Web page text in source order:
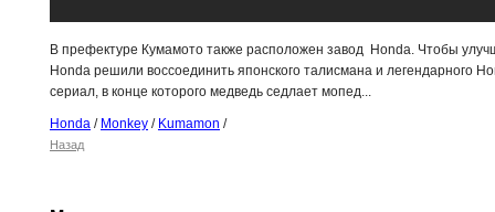
В префектуре Кумамото также расположен завод Honda. Чтобы
Honda решили воссоединить японского талисмана и легендарного
сериал, в конце которого медведь седлает мопед...
Honda / Monkey / Kumamon /
Назад